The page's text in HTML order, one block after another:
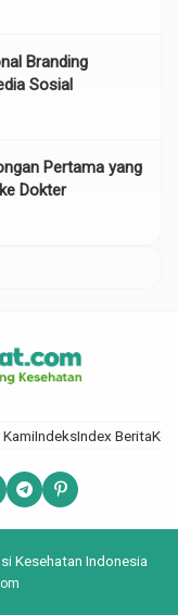
Branding
Sosial
Pertama yang
Dokter
IndeksIndex Berita
Kesehatan Indonesia